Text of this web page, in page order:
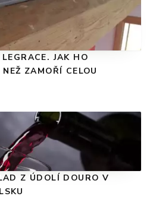
JAK HO
ZAMOŘÍ CELOU
Z ÚDOLÍ DOURO V